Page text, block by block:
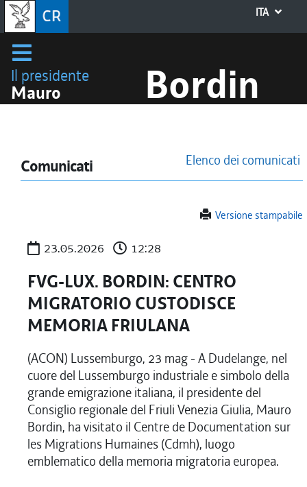
ITA
Il presidente
Mauro Bordin
Comunicati Elenco dei comunicati
Versione stampabile
23.05.2026 12:28
FVG-LUX. BORDIN: CENTRO
MIGRATORIO CUSTODISCE
MEMORIA FRIULANA
(ACON) Lussemburgo, 23 mag - A Dudelange, nel
cuore del Lussemburgo industriale e simbolo della
grande emigrazione italiana, il presidente del
Consiglio regionale del Friuli Venezia Giulia, Mauro
Bordin, ha visitato il Centre de Documentation sur
les Migrations Humaines (Cdmh), luogo
emblematico della memoria migratoria europea.